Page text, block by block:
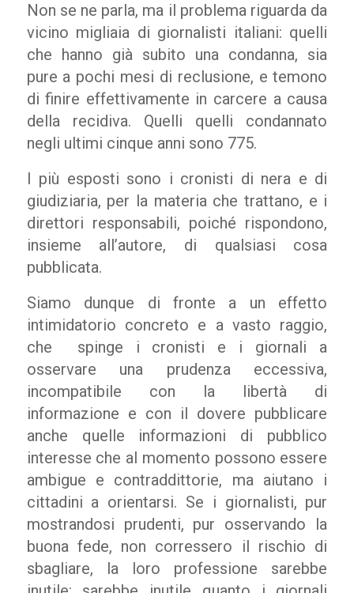
Non se ne parla, ma il problema riguarda da
vicino migliaia di giornalisti italiani: quelli
che hanno già subito una condanna, sia
pure a pochi mesi di reclusione, e temono
di finire effettivamente in carcere a causa
della recidiva. Quelli quelli condannato
negli ultimi cinque anni sono 775.
I più esposti sono i cronisti di nera e di
giudiziaria, per la materia che trattano, e i
direttori responsabili, poiché rispondono,
insieme all’autore, di qualsiasi cosa
pubblicata.
Siamo dunque di fronte a un effetto
intimidatorio concreto e a vasto raggio,
che spinge i cronisti e i giornali a
osservare una prudenza eccessiva,
incompatibile con la libertà di
informazione e con il dovere pubblicare
anche quelle informazioni di pubblico
interesse che al momento possono essere
ambigue e contraddittorie, ma aiutano i
cittadini a orientarsi. Se i giornalisti, pur
mostrandosi prudenti, pur osservando la
buona fede, non corressero il rischio di
sbagliare, la loro professione sarebbe